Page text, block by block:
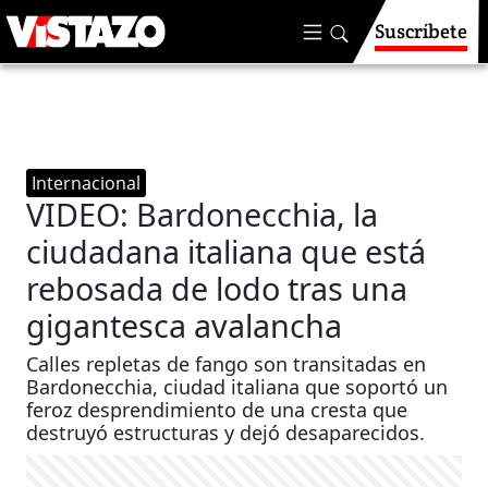
Suscríbete
Internacional
VIDEO: Bardonecchia, la
ciudadana italiana que está
rebosada de lodo tras una
gigantesca avalancha
Calles repletas de fango son transitadas en
Bardonecchia, ciudad italiana que soportó un
feroz desprendimiento de una cresta que
destruyó estructuras y dejó desaparecidos.